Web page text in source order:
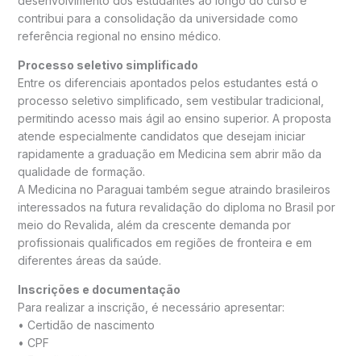
contribui para a consolidação da universidade como
referência regional no ensino médico.
Processo seletivo simplificado
Entre os diferenciais apontados pelos estudantes está o
processo seletivo simplificado, sem vestibular tradicional,
permitindo acesso mais ágil ao ensino superior. A proposta
atende especialmente candidatos que desejam iniciar
rapidamente a graduação em Medicina sem abrir mão da
qualidade de formação.
A Medicina no Paraguai também segue atraindo brasileiros
interessados na futura revalidação do diploma no Brasil por
meio do Revalida, além da crescente demanda por
profissionais qualificados em regiões de fronteira e em
diferentes áreas da saúde.
Inscrições e documentação
Para realizar a inscrição, é necessário apresentar:
• Certidão de nascimento
• CPF